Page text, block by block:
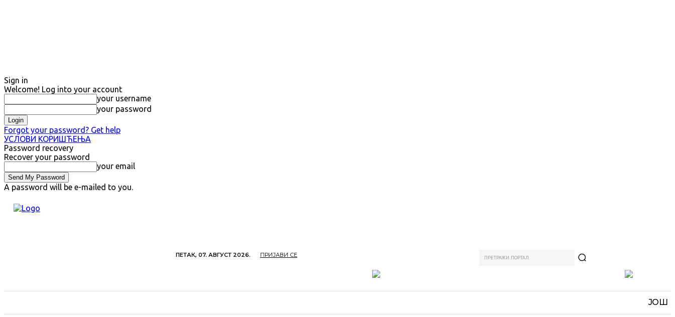
Sign in
Welcome! Log into your account
your username
your password
Forgot your password? Get help
УСЛОВИ КОРИШЋЕЊА
Password recovery
Recover your password
your email
A password will be e-mailed to you.
ПЕТАК, 07. АВГУСТ 2026. ПРИЈАВИ СЕ ПРЕТРАЖИ ПОРТАЛ
ЈОШ